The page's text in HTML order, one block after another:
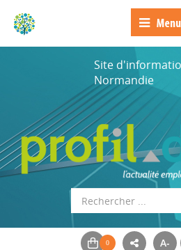
Menu
Site
Normandie
A-